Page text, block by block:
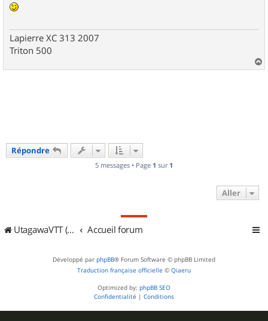
Lapierre XC 313 2007
Triton 500
a
Répondre
5 messages • Page 1 sur 1
Aller
UtagawaVTT (Randos VTT et VTTAE avec traces GPS) Accueil forum
Développé par phpBB® Forum Software © phpBB Limited
Traduction française officielle © Qiaeru
Optimized by: phpBB SEO
Confidentialité | Conditions